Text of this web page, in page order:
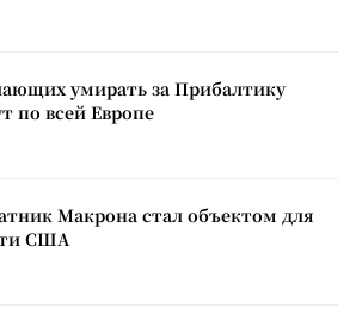
умирать за Прибалтику
по всей Европе
Макрона стал объектом для
США